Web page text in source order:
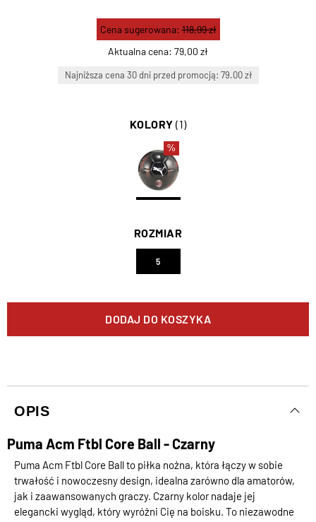
Aktualna cena: 79,00 zł
Cena sugerowana:118,99 zł
Najniższa cena 30 dni przed promocją: 79.00 zł
KOLORY (1)
%
ROZMIAR
5
DODAJ DO KOSZYKA
OPIS
Puma Acm Ftbl Core Ball - Czarny
Puma Acm Ftbl Core Ball to piłka nożna, która łączy w sobie
trwałość i nowoczesny design, idealna zarówno dla amatorów,
jak i zaawansowanych graczy. Czarny kolor nadaje jej
elegancki wygląd, który wyróżni Cię na boisku. To niezawodne